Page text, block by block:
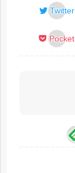
Twitter
Pocket